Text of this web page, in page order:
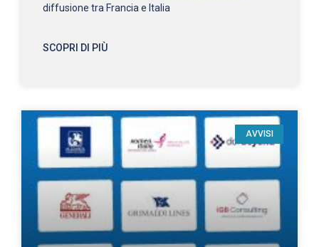
diffusione tra Francia e Italia
SCOPRI DI PIÙ
AVVISI